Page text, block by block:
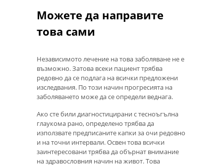
Можете да направите
това сами
Независимото лечение на това заболяване не е
възможно. Затова всеки пациент трябва
редовно да се подлага на всички предложени
изследвания. По този начин прогресията на
заболяването може да се определи веднага.
Ако сте били диагностицирани с тесноъгълна
глаукома рано, определено трябва да
използвате предписаните капки за очи редовно
и на точни интервали. Освен това всички
заинтересовани трябва да обърнат внимание
на здравословния начин на живот. Това